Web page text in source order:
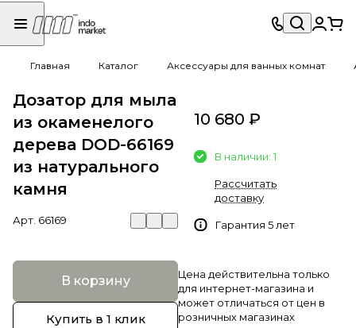
Главная Каталог Аксессуары для ванных комнат
Дозатор для мыла
из окаменелого
дерева DOD-66169
из натурального
камня
Арт. 66169
В корзину
Купить в 1 клик
10 680 ₽
В наличии: 1
Рассчитать
доставку
Гарантия 5 лет
Цена действительна только
для интернет-магазина и
может отличаться от цен в
розничных магазинах